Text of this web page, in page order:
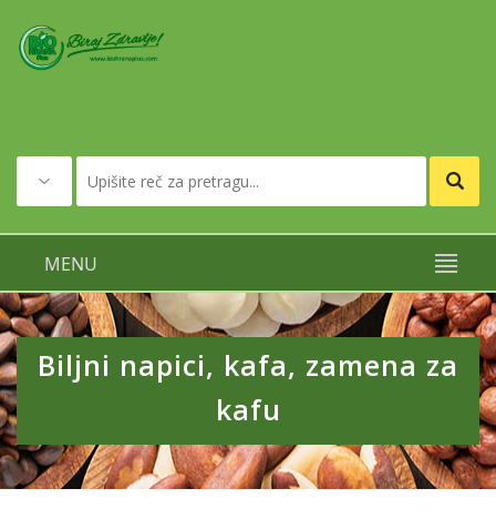
MENU
Biljni napici, kafa, zamena za
kafu